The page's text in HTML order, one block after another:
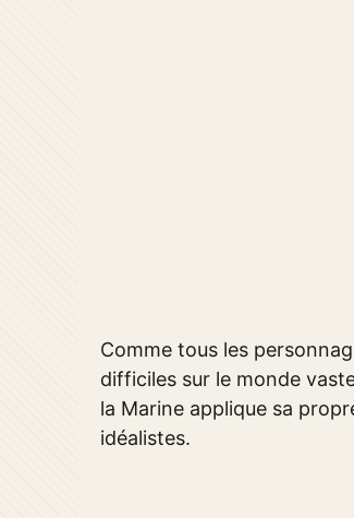
Comme tous les
difficiles sur le monde
la Marine applique sa
idéalistes.